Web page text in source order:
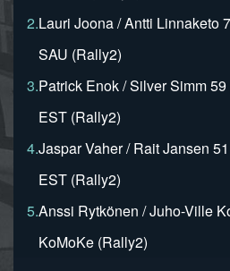
2.Lauri Joona / Antti Linnaketo
SAU (Rally2)
3.Patrick Enok / Silver Simm
EST (Rally2)
4.Jaspar Vaher / Rait Jansen
EST (Rally2)
5.Anssi Rytkönen / Juho-Ville
KoMoKe (Rally2)